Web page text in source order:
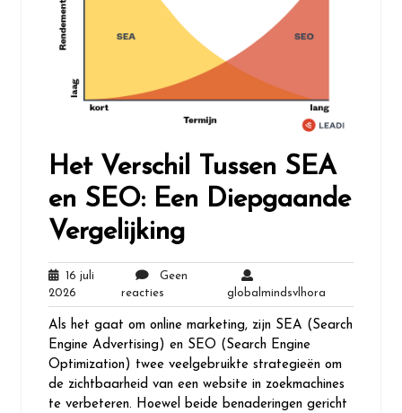
Het Verschil Tussen SEA
en SEO: Een Diepgaande
Vergelijking
16 juli
2026
juli
2026
Geen
reactiesGeen
reacties
globalmindsvlhora
Als het gaat om online marketing, zijn SEA (Search
Engine Advertising) en SEO (Search Engine
Optimization) twee veelgebruikte strategieën om
de zichtbaarheid van een website in zoekmachines
te verbeteren. Hoewel beide benaderingen gericht